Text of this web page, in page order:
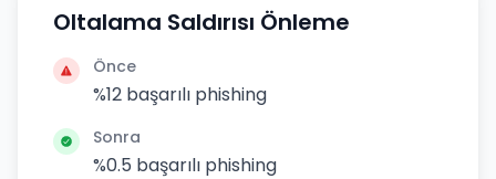
Oltalama Saldırısı Önleme
Önce
%12 başarılı phishing
Sonra
%0.5 başarılı phishing